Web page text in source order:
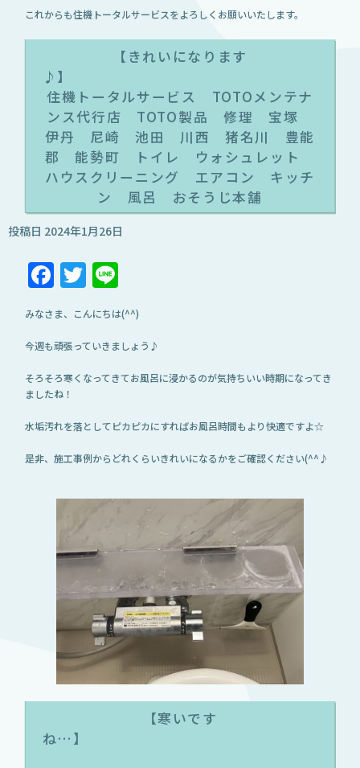
これからも住機トータルサービスをよろしくお願いいたします。
【きれいになります
♪
住機トータルサービス TOTOメンテナ
ンス代行店 TOTO製品 修理 宝塚
伊丹 尼崎 池田 川西 猪名川 豊能
郡 能勢町 トイレ ウォシュレット
ハウスクリーニング エアコン キッチ
ン 風呂 おそうじ本舗
投稿日 2024年1月26日
Facebook
Twitter
みなさま、こんにちは(^^)
今週も頑張っていきましょう♪
そろそろ寒くなってきてお風呂に浸かるのが気持ちいい時期になってき
ましたね！
水垢汚れを落としてピカピカにすればお風呂時間もより快適ですよ☆
是非、施工事例からどれくらいきれいになるかをご確認ください(^^♪
【寒いです
ね…